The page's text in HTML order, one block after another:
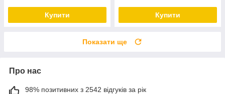
Купити Купити
Показати ще
Про нас
98% позитивних з 2542 відгуків за рік